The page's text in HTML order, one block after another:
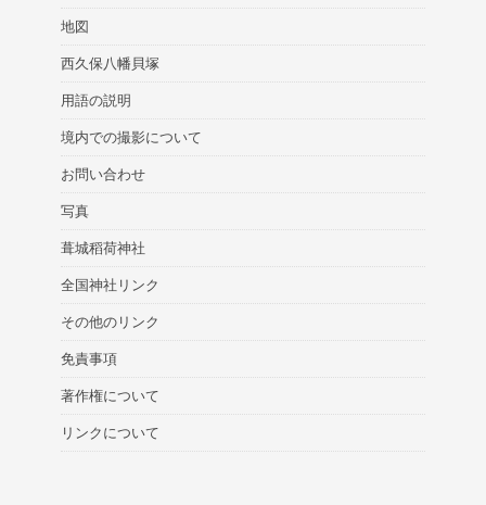
地図
西久保八幡貝塚
用語の説明
境内での撮影について
お問い合わせ
写真
葺城稻荷神社
全国神社リンク
その他のリンク
免責事項
著作権について
リンクについて